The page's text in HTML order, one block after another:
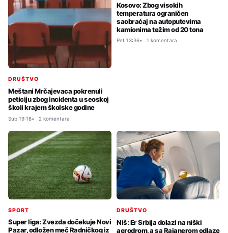
DRUŠTVO
Meštani Mrčajevaca pokrenuli
peticiju zbog incidenta u seoskoj
školi krajem školske godine
Sub 19:18 2 komentara
Kosovo: Zbog visokih
temperatura ograničen
saobraćaj na autoputevima
kamionima težim od 20 tona
Pet 13:36 1 komentara
SPORT
Super liga: Zvezda dočekuje Novi
Pazar, odložen meč Radničkog iz
DRUŠTVO
Niš: Er Srbija dolazi na niški
aerodrom, a sa Rajanerom odlaze